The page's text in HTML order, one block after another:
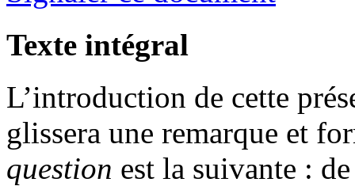
Texte intégral
L’introduction de cette
glissera une remarque et
question est la suivante :